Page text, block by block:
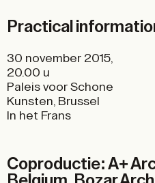
Practical
30 november 2015,
20.00 u
Paleis voor Schone
Kunsten, Brussel
In het Frans
Coproductie: A+